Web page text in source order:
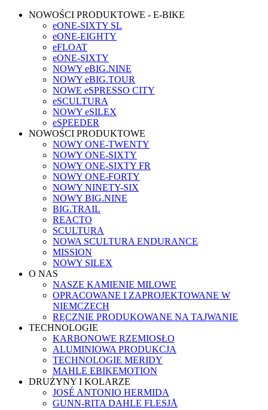
NOWOŚCI PRODUKTOWE - E-BIKE
eONE-SIXTY SL
eONE-EIGHTY
eFLOAT
eONE-SIXTY
NOWY eBIG.NINE
NOWY eBIG.TOUR
NOWE eSPRESSO CITY
eSCULTURA
NOWY eSILEX
eSPEEDER
NOWOŚCI PRODUKTOWE
NOWY ONE-TWENTY
NOWY ONE-SIXTY
NOWY ONE-SIXTY FR
NOWY ONE-FORTY
NOWY NINETY-SIX
NOWY BIG.NINE
BIG.TRAIL
REACTO
SCULTURA
NOWA SCULTURA ENDURANCE
MISSION
NOWY SILEX
O NAS
NASZE KAMIENIE MILOWE
OPRACOWANE I ZAPROJEKTOWANE W
NIEMCZECH
RĘCZNIE PRODUKOWANE NA TAJWANIE
TECHNOLOGIE
KARBONOWE RZEMIOSŁO
ALUMINIOWA PRODUKCJA
TECHNOLOGIE MERIDY
MAHLE EBIKEMOTION
DRUŻYNY I KOLARZE
JOSÉ ANTONIO HERMIDA
GUNN-RITA DAHLE FLESJÅ